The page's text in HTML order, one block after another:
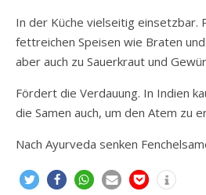
In der Küche vielseitig einsetzbar.
fettreichen Speisen wie Braten
aber auch zu Sauerkraut und
Fördert die Verdauung. In Indien
die Samen auch, um den Atem zu
Nach Ayurveda senken